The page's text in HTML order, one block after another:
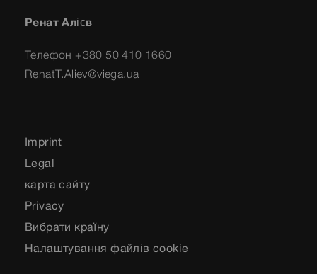
Ренат Алієв
Телефон +380 50 410 1660
RenatT.Aliev@viega.ua
Imprint
Legal
карта сайту
Privacy
Вибрати країну
Налаштування файлів cookie